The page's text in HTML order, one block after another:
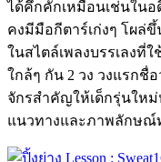
ได้คึกคักเหมือนเช่นในอ
คงมีมือกีตาร์เก่งๆ โผล่
ในสไตล์เพลงบรรเลงที่
ใกล้ๆ กัน 2 วง วงแรกชื่
จักรสำคัญให้เด็กรุ่นให
แนวทางและภาพลักษณ์